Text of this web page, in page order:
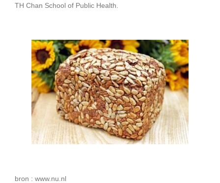
TH Chan School of Public Health.
bron : www.nu.nl